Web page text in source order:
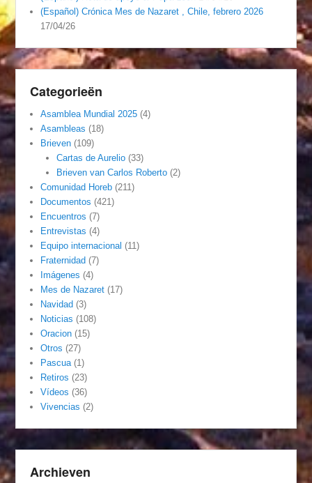
(Español) Crónica Mes de Nazaret , Chile, febrero 2026
17/04/26
Categorieën
Asamblea Mundial 2025 (4)
Asambleas (18)
Brieven (109)
Cartas de Aurelio(33)
Brieven van Carlos Roberto(2)
Comunidad Horeb (211)
Documentos (421)
Encuentros (7)
Entrevistas (4)
Equipo internacional (11)
Fraternidad (7)
Imágenes (4)
Mes de Nazaret (17)
Navidad (3)
Noticias (108)
Oracion (15)
Otros (27)
Pascua (1)
Retiros (23)
Vídeos (36)
Vivencias (2)
Archieven